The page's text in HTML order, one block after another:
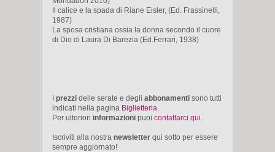
Il calice e la spada di Riane Eisler, (Ed. Frassinelli,
1987)
La sposa cristiana ossia la donna secondo il cuore
di Dio di Laura Di Barezia (Ed.Ferrari, 1938)
I prezzi delle serate e degli abbonamenti sono tutti
indicati nella pagina Biglietteria
Per ulteriori informazioni puoi contattarci qui
Iscriviti alla nostra newsletter qui sotto per essere
sempre aggiornato!